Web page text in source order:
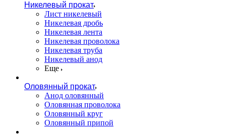
Никелевый прокат
Лист никелевый
Никелевая дробь
Никелевая лента
Никелевая проволока
Никелевая труба
Никелевый анод
Еще
Оловянный прокат
Анод оловянный
Оловянная проволока
Оловянный круг
Оловянный припой